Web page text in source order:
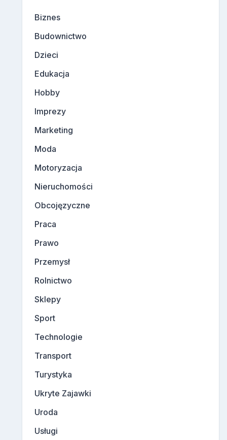
Biznes
Budownictwo
Dzieci
Edukacja
Hobby
Imprezy
Marketing
Moda
Motoryzacja
Nieruchomości
Obcojęzyczne
Praca
Prawo
Przemysł
Rolnictwo
Sklepy
Sport
Technologie
Transport
Turystyka
Ukryte Zajawki
Uroda
Usługi